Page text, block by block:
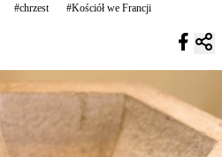
#chrzest #Kościół we Francji